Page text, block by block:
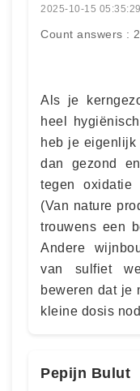
2025-10-15 05:35:29
Count answers :
Als je
heel
heb je
dan gezond
tegen oxidatie
(Van nature
trouwens een
Andere
van sulfiet
beweren dat je
kleine dosis
Pepijn Bulut